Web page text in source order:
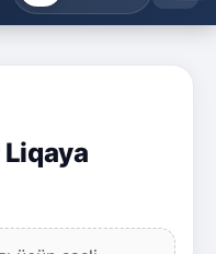
Liqaya